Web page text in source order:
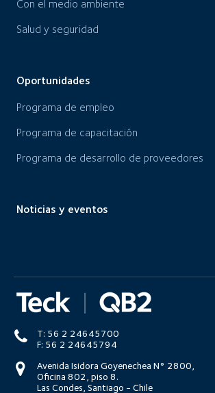
Con el medio ambiente
Salud y seguridad
Oportunidades
Programa de empleo
Programa de capacitación
Programa de desarrollo de proveedores
Noticias y eventos
T: 56 2 24645700
F: 56 2 24645794
Avenida Isidora Goyenechea N° 2800,
Oficina 802, piso 8.
Las Condes, Santiago - Chile